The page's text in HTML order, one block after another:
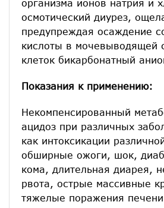
организма ионов натрия и
осмотический диурез,
предупреждая осаждение
кислоты в мочевыводящей
клеток бикарбонатный
Показания к применению:
Некомпенсированный
ацидоз при различных
как интоксикации
обширные ожоги, шок,
кома, длительная диарея,
рвота, острые массивные
тяжелые поражения печени